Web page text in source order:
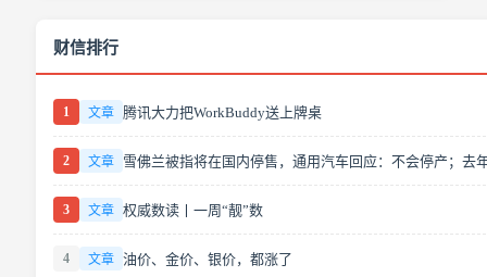
财信排行
1 文章 腾讯大力把WorkBuddy送上牌桌
2 文章
3 文章 权威数读丨一周“靓”数
4 文章 油价、金价、银价，都涨了